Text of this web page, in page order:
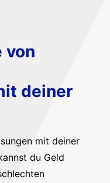
von
deiner
mit deiner
du Geld